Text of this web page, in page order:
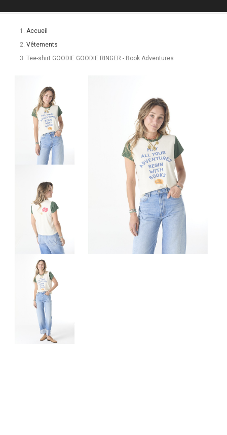
Accueil
Vêtements
Tee-shirt GOODIE GOODIE RINGER - Book Adventures